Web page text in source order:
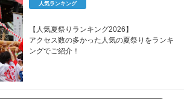
人気ランキング
【人気夏祭りランキング2026】
アクセス数の多かった人気の夏祭りをランキ
ングでご紹介！